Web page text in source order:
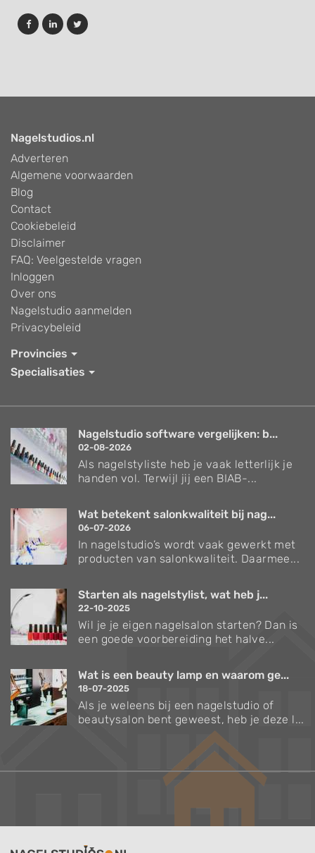
Nagelstudios.nl
Adverteren
Algemene voorwaarden
Blog
Contact
Cookiebeleid
Disclaimer
FAQ: Veelgestelde vragen
Inloggen
Over ons
Nagelstudio aanmelden
Privacybeleid
Provincies
Specialisaties
Nagelstudio software vergelijken: b...
02-08-2026
Als nagelstyliste heb je vaak letterlijk je
handen vol. Terwijl jij een BIAB-...
Wat betekent salonkwaliteit bij nag...
06-07-2026
In nagelstudio’s wordt vaak gewerkt met
producten van salonkwaliteit. Daarmee...
Starten als nagelstylist, wat heb j...
22-10-2025
Wil je je eigen nagelsalon starten? Dan is
een goede voorbereiding het halve...
Wat is een beauty lamp en waarom ge...
18-07-2025
Als je weleens bij een nagelstudio of
beautysalon bent geweest, heb je deze l...